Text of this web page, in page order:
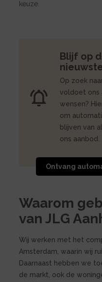
keuze.
Blijf op
Op zoek
voldoet ons
wensen?
om
blijven van
ons aanbod.
Ontvang
Waarom
van JLG
Wij werken met het
Amsterdam, waarin wij
Daarnaast hebben we
de markt, ook de